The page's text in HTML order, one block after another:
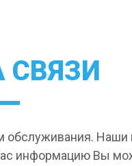
СВЯЗИ
обслуживания.
информацию Вы